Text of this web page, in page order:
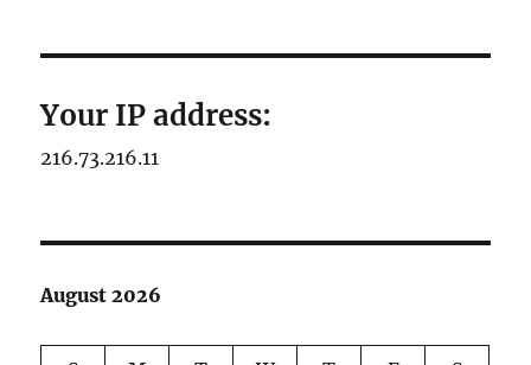
Your IP address:
216.73.216.11
August 2026